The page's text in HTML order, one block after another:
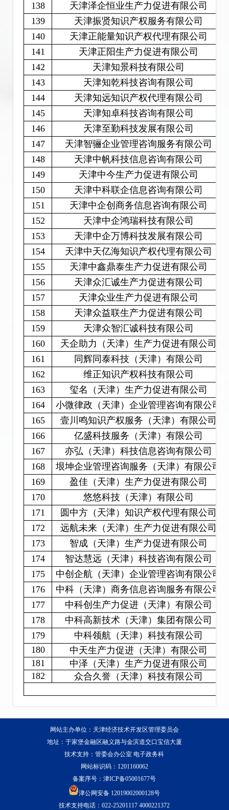
138
天津泽企恒业生产力促进有限公司
139
天津振贤知识产权服务有限公司
140
天津正能量知识产权代理有限公司
141
天津正阳生产力促进有限公司
142
天津知景科技有限公司
143
天津知乾科技咨询有限公司
144
天津知远知识产权代理有限公司
145
天津知卓科技咨询有限公司
146
天津至勤科技发展有限公司
147
天津智骊企业管理咨询服务有限公司
148
天津中帆科技信息咨询有限公司
149
天津中今生产力促进有限公司
150
天津中科联企信息咨询有限公司
151
天津中企创商务信息咨询有限公司
152
天津中企鸿瑞科技有限公司
153
天津中企万博科技发展有限公司
154
天津中天亿海知识产权代理有限公司
155
天津中鑫鼎泰生产力促进有限公司
156
天津众汇诚生产力促进有限公司
157
天津众业生产力促进有限公司
158
天津众益联生产力促进有限公司
159
天津众智汇诚科技有限公司
160
天企助力（天津）生产力促进有限公司
161
同辉同泰科技（天津）有限公司
162
维正知识产权科技有限公司
163
玺名（天津）生产力促进有限公司
164
小微律政（天津）企业管理咨询有限公司
165
壹川鸣知识产权服务（天津）有限公司
166
亿盛科技服务（天津）有限公司
167
亦弘（天津）科技信息咨询有限公司
168
垠坤企业管理咨询服务（天津）有限公司
169
盈佳（天津）生产力促进有限公司
170
悠悠科技（天津）有限公司
171
圆中方（天津）知识产权代理有限公司
172
远航未来（天津）生产力促进有限公司
173
智成（天津）生产力促进有限公司
174
智达慧远（天津）科技咨询有限公司
175
中创企航（天津）企业管理咨询有限公司
176
中科（天津）商务信息咨询服务有限公司
177
中科创生产力促进（天津）有限公司
178
中科高新技术（天津）集团有限公司
179
中科领航（天津）科技有限公司
180
中天生产力促进（天津）有限公司
181
中泽（天津）生产力促进有限公司
182
众合久誉（天津）科技有限公司
网站主办单位：天津经济技术开发区管理委员会
地址：于家堡金融区融义路与金滨道交口宝信大厦
技术支持：管委会办公室 电子政务科
网站标识码：1201160062
备案序号：津ICP备05001677号
津公网安备 12019002000128号
技术支持电话：022-25201117 4000221372